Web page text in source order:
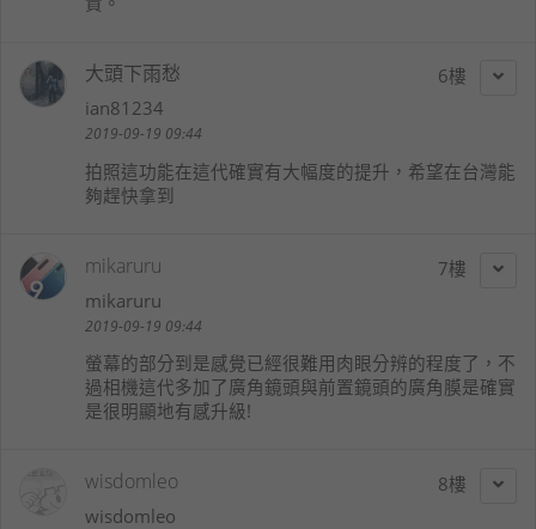
6
大頭下雨愁
ian81234
2019-09-19 09:44
拍照這功能在這代確實有大幅度的提升，希望在台灣能
夠趕快拿到
7
mikaruru
mikaruru
2019-09-19 09:44
螢幕的部分到是感覺已經很難用肉眼分辨的程度了，不
過相機這代多加了廣角鏡頭與前置鏡頭的廣角膜是確實
是很明顯地有感升級!
8
wisdomleo
wisdomleo